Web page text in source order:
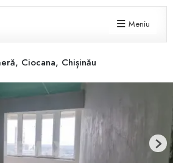
Meniu
Ciocana, Chișinău
Next